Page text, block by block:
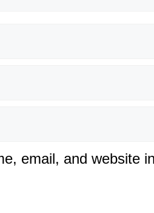
email, and website